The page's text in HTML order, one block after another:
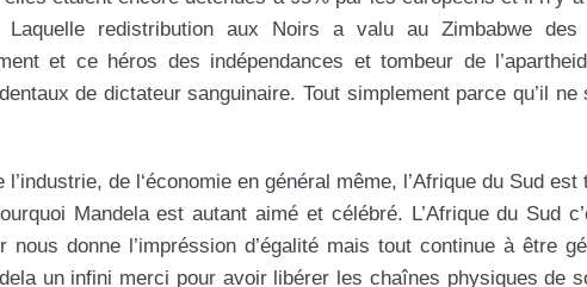
Laquelle redistribution aux Noirs a valu au Zimbabwe des
et ce héros des indépendances et tombeur de
de dictateur sanguinaire. Tout simplement parce qu’il ne
de l‘économie en général même, l’Afrique du Sud est
Mandela est autant aimé et célébré. L’Afrique du Sud
donne l’impréssion d’égalité mais tout continue à être
un infini merci pour avoir libérer les chaînes physiques de